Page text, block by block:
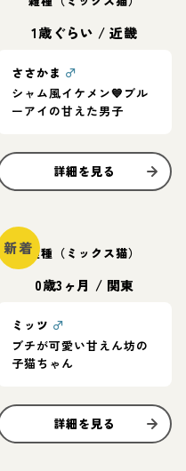
1歳ぐらい /近畿
ささかま ♂
シャム風イケメン💙ブル
ーアイの甘えた男子
詳細を見る
新着雑種（ミックス猫）
0歳3ヶ月 / 関東
ミッツ ♂
ブチが可愛い甘えん坊の
子猫ちゃん
詳細を見る